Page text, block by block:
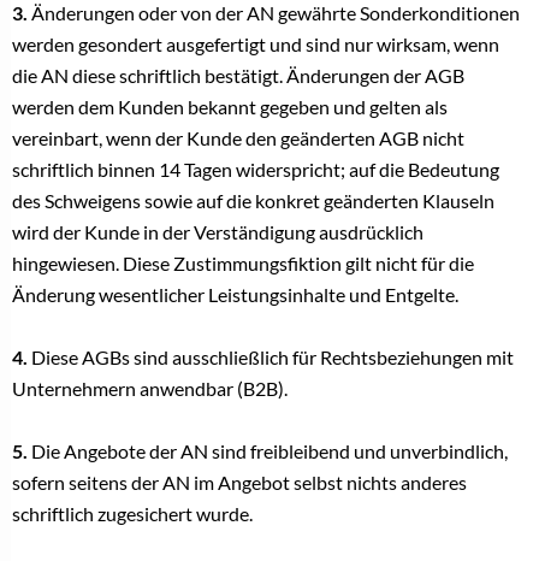
3. Änderungen oder von der AN gewährte Sonderkonditionen
werden gesondert ausgefertigt und sind nur wirksam, wenn
die AN diese schriftlich bestätigt. Änderungen der AGB
werden dem Kunden bekannt gegeben und gelten als
vereinbart, wenn der Kunde den geänderten AGB nicht
schriftlich binnen 14 Tagen widerspricht; auf die Bedeutung
des Schweigens sowie auf die konkret geänderten Klauseln
wird der Kunde in der Verständigung ausdrücklich
hingewiesen. Diese Zustimmungsfiktion gilt nicht für die
Änderung wesentlicher Leistungsinhalte und Entgelte.
4. Diese AGBs sind ausschließlich für Rechtsbeziehungen mit
Unternehmern anwendbar (B2B).
5. Die Angebote der AN sind freibleibend und unverbindlich,
sofern seitens der AN im Angebot selbst nichts anderes
schriftlich zugesichert wurde.